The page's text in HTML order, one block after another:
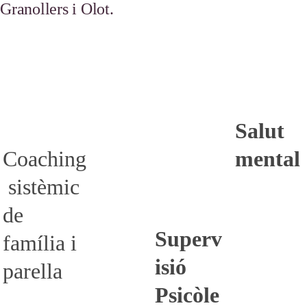
Granollers i Olot.
Salut
mental
Superv
isió
Psicòle
Coaching
sistèmic
de
família i
parella